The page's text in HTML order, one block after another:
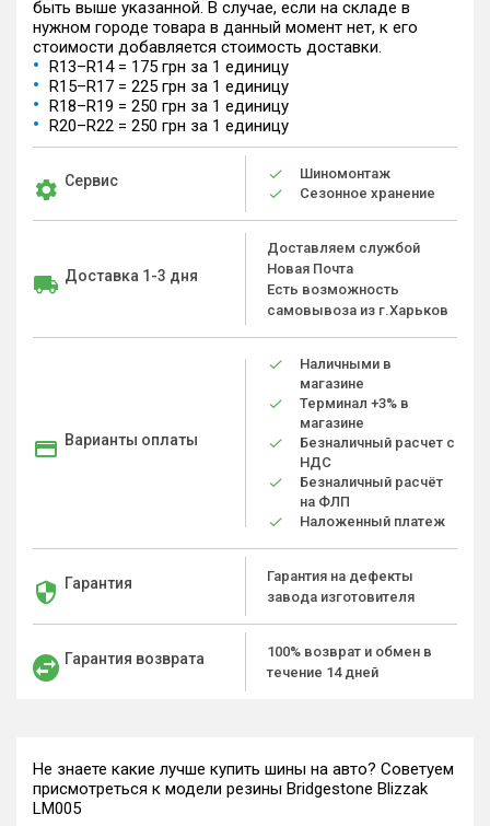
быть выше указанной. В случае, если на складе в
нужном городе товара в данный момент нет, к его
стоимости добавляется стоимость доставки.
R13–R14 = 175 грн за 1 единицу
R15–R17 = 225 грн за 1 единицу
R18–R19 = 250 грн за 1 единицу
R20–R22 = 250 грн за 1 единицу
Сервис
Шиномонтаж
Сезонное хранение
Доставка 1-3 дня
Доставляем службой
Новая Почта
Есть возможность
самовывоза из г.Харьков
Варианты оплаты
Наличными в
магазине
Терминал +3% в
магазине
Безналичный расчет с
НДС
Безналичный расчёт
на ФЛП
Наложенный платеж
Гарантия
Гарантия на дефекты
завода изготовителя
Гарантия возврата
100% возврат и обмен в
течение 14 дней
Не знаете какие лучше купить шины на авто? Советуем
присмотреться к модели резины Bridgestone Blizzak
LM005